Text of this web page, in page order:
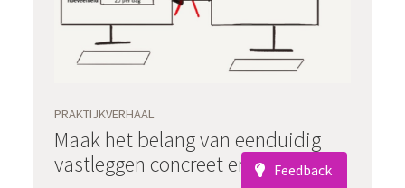
PRAKTIJKVERHAAL
Maak het belang van eenduidig
vastleggen concreet en
Feedback